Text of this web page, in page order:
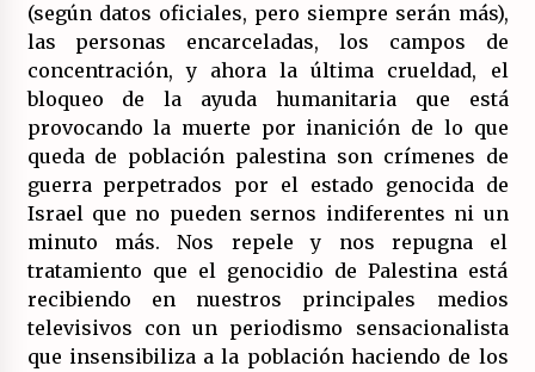
(según datos oficiales, pero siempre serán más),
las personas encarceladas, los campos de
concentración, y ahora la última crueldad, el
bloqueo de la ayuda humanitaria que está
provocando la muerte por inanición de lo que
queda de población palestina son crímenes de
guerra perpetrados por el estado genocida de
Israel que no pueden sernos indiferentes ni un
minuto más. Nos repele y nos repugna el
tratamiento que el genocidio de Palestina está
recibiendo en nuestros principales medios
televisivos con un periodismo sensacionalista
que insensibiliza a la población haciendo de los